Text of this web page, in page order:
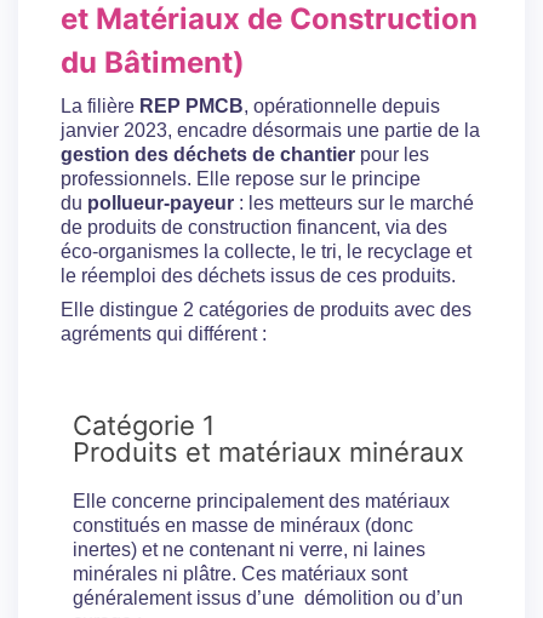
et Matériaux de Construction
du Bâtiment)
La filière REP PMCB, opérationnelle depuis
janvier 2023, encadre désormais une partie de la
gestion des déchets de chantier pour les
professionnels. Elle repose sur le principe
du pollueur-payeur : les metteurs sur le marché
de produits de construction financent, via des
éco-organismes la collecte, le tri, le recyclage et
le réemploi des déchets issus de ces produits.
Elle distingue 2 catégories de produits avec des
agréments qui différent :
Catégorie 1
Produits et matériaux minéraux
Elle concerne principalement des matériaux
constitués en masse de minéraux (donc
inertes) et ne contenant ni verre, ni laines
minérales ni plâtre. Ces matériaux sont
généralement issus d’une démolition ou d’un